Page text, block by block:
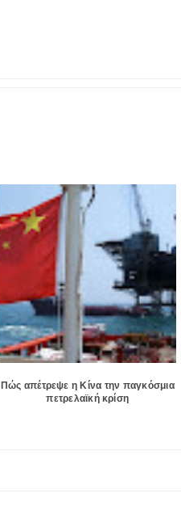
Πώς απέτρεψε η Κίνα την παγκόσμια
πετρελαϊκή κρίση